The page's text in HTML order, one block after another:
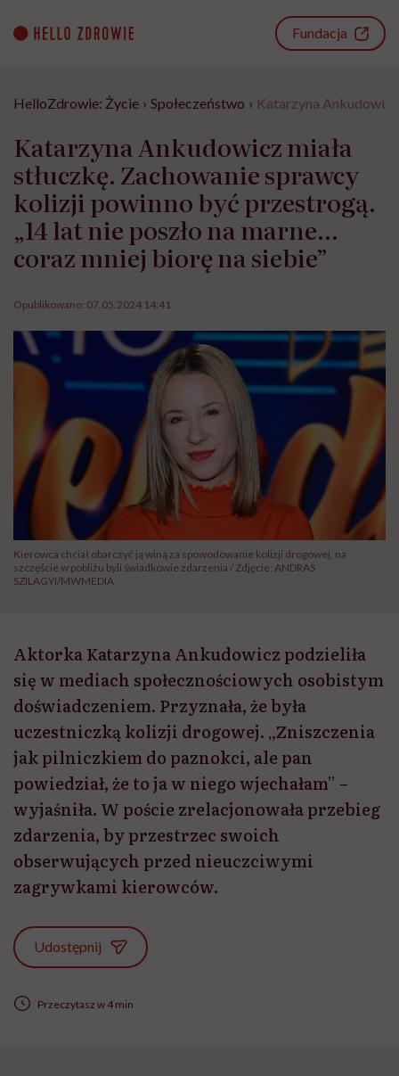
content
Fundacja
HelloZdrowie: Życie › Społeczeństwo › Katarzyna
Katarzyna Ankudowicz miała
stłuczkę. Zachowanie sprawcy
kolizji powinno być przestrogą.
„14 lat nie poszło na marne…
coraz mniej biorę na siebie”
Opublikowano: 07.05.2024 14:41
Kierowca chciał obarczyć ją winą za spowodowanie kolizji drogowej, na
szczęście w pobliżu byli świadkowie zdarzenia / Zdjęcie: ANDRAS
SZILAGYI/MWMEDIA
Aktorka Katarzyna Ankudowicz podzieliła
się w mediach społecznościowych osobistym
doświadczeniem. Przyznała, że była
uczestniczką kolizji drogowej. „Zniszczenia
jak pilniczkiem do paznokci, ale pan
powiedział, że to ja w niego wjechałam” –
wyjaśniła. W poście zrelacjonowała przebieg
zdarzenia, by przestrzec swoich
obserwujących przed nieuczciwymi
zagrywkami kierowców.
Udostępnij
Przeczytasz w 4 min